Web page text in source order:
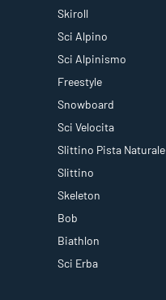
Skiroll
Sci Alpino
Sci Alpinismo
Freestyle
Snowboard
Sci Velocita
Slittino Pista Naturale
Slittino
Skeleton
Bob
Biathlon
Sci Erba